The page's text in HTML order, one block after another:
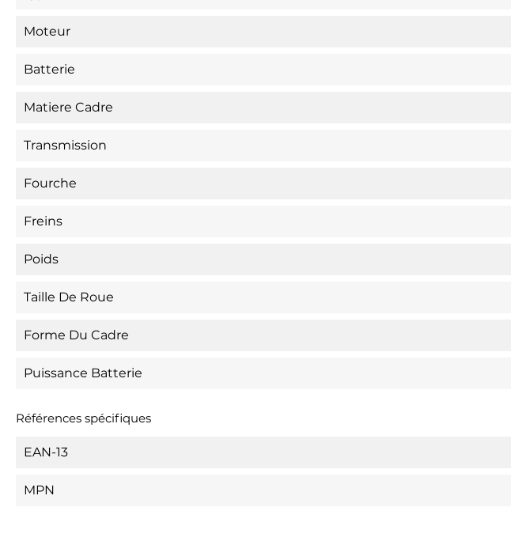
Moteur
Batterie
Matiere Cadre
Transmission
Fourche
Freins
Poids
Taille De Roue
Forme Du Cadre
Puissance Batterie
Références spécifiques
EAN-13
MPN